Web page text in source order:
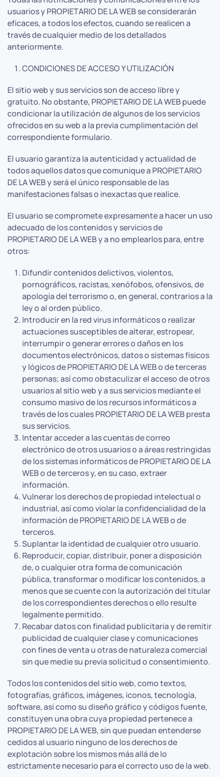
usuarios y PROPIETARIO DE LA WEB se considerarán
eficaces, a todos los efectos, cuando se realicen a
través de cualquier medio de los detallados
anteriormente.
CONDICIONES DE ACCESO Y UTILIZACIÓN
El sitio web y sus servicios son de acceso libre y
gratuito. No obstante, PROPIETARIO DE LA WEB puede
condicionar la utilización de algunos de los servicios
ofrecidos en su web a la previa cumplimentación del
correspondiente formulario.
El usuario garantiza la autenticidad y actualidad de
todos aquellos datos que comunique a PROPIETARIO
DE LA WEB y será el único responsable de las
manifestaciones falsas o inexactas que realice.
El usuario se compromete expresamente a hacer un uso
adecuado de los contenidos y servicios de
PROPIETARIO DE LA WEB y a no emplearlos para, entre
otros:
Difundir contenidos delictivos, violentos,
pornográficos, racistas, xenófobos, ofensivos, de
apología del terrorismo o, en general, contrarios a la
ley o al orden público.
Introducir en la red virus informáticos o realizar
actuaciones susceptibles de alterar, estropear,
interrumpir o generar errores o daños en los
documentos electrónicos, datos o sistemas físicos
y lógicos de PROPIETARIO DE LA WEB o de terceras
personas; así como obstaculizar el acceso de otros
usuarios al sitio web y a sus servicios mediante el
consumo masivo de los recursos informáticos a
través de los cuales PROPIETARIO DE LA WEB presta
sus servicios.
Intentar acceder a las cuentas de correo
electrónico de otros usuarios o a áreas restringidas
de los sistemas informáticos de PROPIETARIO DE LA
WEB o de terceros y, en su caso, extraer
información.
Vulnerar los derechos de propiedad intelectual o
industrial, así como violar la confidencialidad de la
información de PROPIETARIO DE LA WEB o de
terceros.
Suplantar la identidad de cualquier otro usuario.
Reproducir, copiar, distribuir, poner a disposición
de, o cualquier otra forma de comunicación
pública, transformar o modificar los contenidos, a
menos que se cuente con la autorización del titular
de los correspondientes derechos o ello resulte
legalmente permitido.
Recabar datos con finalidad publicitaria y de remitir
publicidad de cualquier clase y comunicaciones
con fines de venta u otras de naturaleza comercial
sin que medie su previa solicitud o consentimiento.
Todos los contenidos del sitio web, como textos,
fotografías, gráficos, imágenes, iconos, tecnología,
software, así como su diseño gráfico y códigos fuente,
constituyen una obra cuya propiedad pertenece a
PROPIETARIO DE LA WEB, sin que puedan entenderse
cedidos al usuario ninguno de los derechos de
explotación sobre los mismos más allá de lo
estrictamente necesario para el correcto uso de la web.